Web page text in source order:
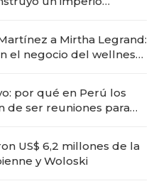
a Mirtha Legrand:
el negocio del wellness
por qué en Perú los
de ser reuniones para
US$ 6,2 millones de la
y Woloski